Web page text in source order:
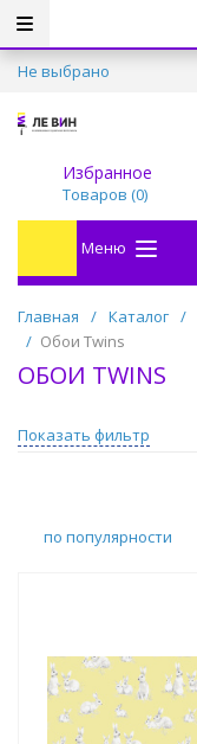
Не выбрано
Избранное
Товаров (0)
Меню
Главная / Каталог /
/ Обои Twins
ОБОИ TWINS
Показать фильтр
по популярности